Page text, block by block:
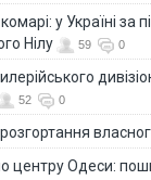
у Україні за
Нілу
59 0
52 0
центру Одеси: